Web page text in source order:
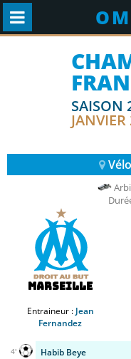
OM
SAISON
Marseille
Entraineur : Jean
Fernandez
Habib Beye
4'